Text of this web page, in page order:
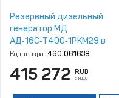
Резервный дизельный
генератор МД
АД‑16С‑Т400‑1РКМ29 в
шумозащитном кожухе
Код товара: 460.061639
415 272 RUB
с НДС